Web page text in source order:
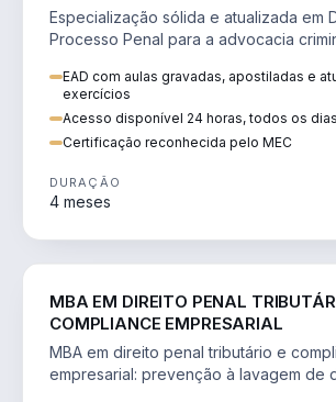
Especialização sólida e atualizada em
Processo Penal para a advocacia
EAD com aulas gravadas, apostiladas e
exercícios
Acesso disponível 24 horas, todos os dias
Certificação reconhecida pelo MEC
DURAÇÃO
4 meses
MBA EM DIREITO PENAL
COMPLIANCE EMPRESARIAL
MBA em direito penal tributário e
empresarial: prevenção à lavagem de